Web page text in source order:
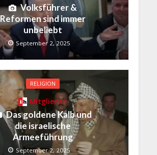
Volksführer &
Reformen sind immer
unbeliebt
September 2, 2025
RELIGION
Mitglieder
Das goldene Kalb und
die israelische
Armeeführung
September 2, 2025